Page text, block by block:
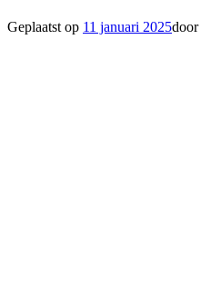
Geplaatst op 11 januari 2025door